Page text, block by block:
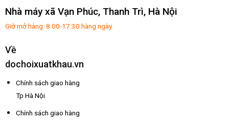
Nhà máy xã Vạn Phúc, Thanh Trì, Hà Nội
Giờ mở hàng: 8:00-17:30 hàng ngày
Về
dochoixuatkhau.vn
Chính sách giao hàng
Tp Hà Nội
Chính sách giao hàng